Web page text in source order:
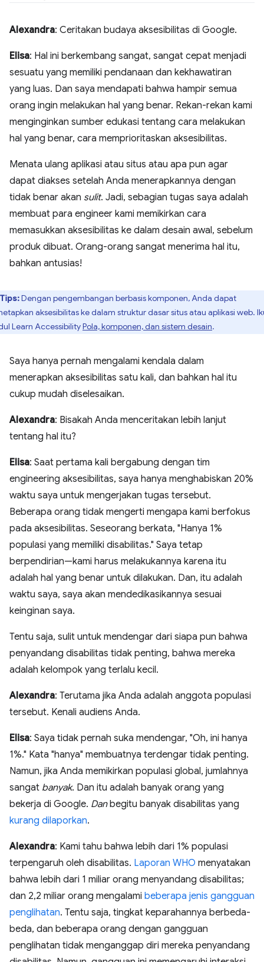
Alexandra: Ceritakan budaya aksesibilitas di Google.
Elisa: Hal ini berkembang sangat, sangat cepat menjadi
sesuatu yang memiliki pendanaan dan kekhawatiran
yang luas. Dan saya mendapati bahwa hampir semua
orang ingin melakukan hal yang benar. Rekan-rekan kami
menginginkan sumber edukasi tentang cara melakukan
hal yang benar, cara memprioritaskan aksesibilitas.
Menata ulang aplikasi atau situs atau apa pun agar
dapat diakses setelah Anda menerapkannya dengan
tidak benar akan sulit. Jadi, sebagian tugas saya adalah
membuat para engineer kami memikirkan cara
memasukkan aksesibilitas ke dalam desain awal, sebelum
produk dibuat. Orang-orang sangat menerima hal itu,
bahkan antusias!
Tips:Dengan pengembangan berbasis komponen, Anda dapat
aksesibilitas ke dalam struktur dasar situs atau aplikasi web.
Learn AccessibilityPola, komponen, dan sistem desain.
Saya hanya pernah mengalami kendala dalam
menerapkan aksesibilitas satu kali, dan bahkan hal itu
cukup mudah diselesaikan.
Alexandra: Bisakah Anda menceritakan lebih lanjut
tentang hal itu?
Elisa: Saat pertama kali bergabung dengan tim
engineering aksesibilitas, saya hanya menghabiskan 20%
waktu saya untuk mengerjakan tugas tersebut.
Beberapa orang tidak mengerti mengapa kami berfokus
pada aksesibilitas. Seseorang berkata, "Hanya 1%
populasi yang memiliki disabilitas." Saya tetap
berpendirian—kami harus melakukannya karena itu
adalah hal yang benar untuk dilakukan. Dan, itu adalah
waktu saya, saya akan mendedikasikannya sesuai
keinginan saya.
Tentu saja, sulit untuk mendengar dari siapa pun bahwa
penyandang disabilitas tidak penting, bahwa mereka
adalah kelompok yang terlalu kecil.
Alexandra: Terutama jika Anda adalah anggota populasi
tersebut. Kenali audiens Anda.
Elisa: Saya tidak pernah suka mendengar, "Oh, ini hanya
1%." Kata "hanya" membuatnya terdengar tidak penting.
Namun, jika Anda memikirkan populasi global, jumlahnya
sangat banyak. Dan itu adalah banyak orang yang
bekerja di Google. Danbegitu banyak disabilitas yang
kurang dilaporkan.
Alexandra: Kami tahu bahwa lebih dari 1% populasi
terpengaruh oleh disabilitas. Laporan WHO menyatakan
bahwa lebih dari 1 miliar orang menyandang disabilitas;
dan 2,2 miliar orang mengalami beberapa jenis gangguan
penglihatan. Tentu saja, tingkat keparahannya berbeda-
beda, dan beberapa orang dengan gangguan
penglihatan tidak menganggap diri mereka penyandang